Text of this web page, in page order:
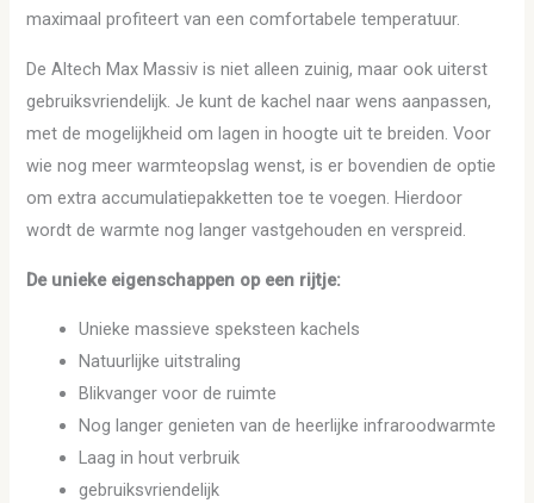
maximaal profiteert van een comfortabele temperatuur.
De Altech Max Massiv is niet alleen zuinig, maar ook uiterst
gebruiksvriendelijk. Je kunt de kachel naar wens aanpassen,
met de mogelijkheid om lagen in hoogte uit te breiden. Voor
wie nog meer warmteopslag wenst, is er bovendien de optie
om extra accumulatiepakketten toe te voegen. Hierdoor
wordt de warmte nog langer vastgehouden en verspreid.
De unieke eigenschappen op een rijtje:
Unieke massieve speksteen kachels
Natuurlijke uitstraling
Blikvanger voor de ruimte
Nog langer genieten van de heerlijke infraroodwarmte
Laag in hout verbruik
gebruiksvriendelijk